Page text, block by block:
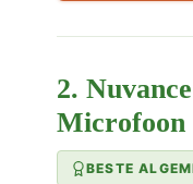
2.
Microfoon
BESTE